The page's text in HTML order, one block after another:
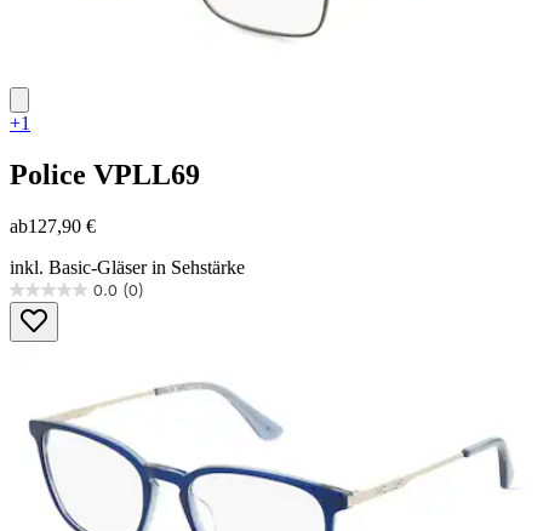
+1
Police VPLL69
ab127,90 €
inkl. Basic-Gläser in Sehstärke
0.0 (0)
0.0
von
5